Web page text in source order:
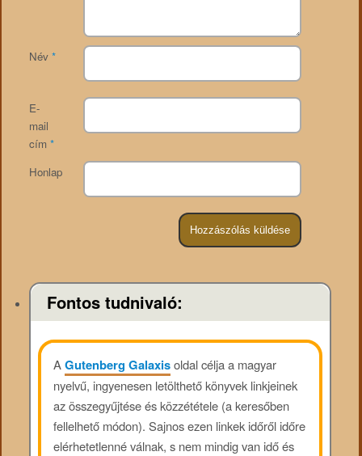
Név *
E-
mail
cím *
Honlap
Fontos tudnivaló:
AGutenberg Galaxisoldal célja a magyar
nyelvű, ingyenesen letölthető könyvek linkjeinek
az összegyűjtése és közzététele (a keresőben
fellelhető módon). Sajnos ezen linkek időről időre
elérhetetlenné válnak, s nem mindig van idő és